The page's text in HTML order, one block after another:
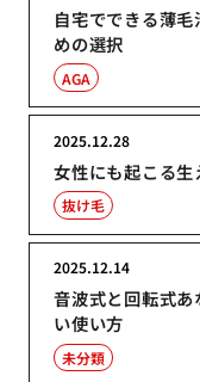
自宅でできる薄
めの選択
AGA
女性にも起こる
2025.12.28
抜け毛
音波式と回転式
い使い方
2025.12.14
未分類